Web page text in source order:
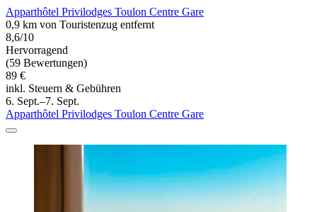
Apparthôtel Privilodges Toulon Centre Gare
0,9 km von Touristenzug entfernt
8,6/10
Hervorragend
(59 Bewertungen)
89 €
inkl. Steuern & Gebühren
6. Sept.–7. Sept.
Apparthôtel Privilodges Toulon Centre Gare